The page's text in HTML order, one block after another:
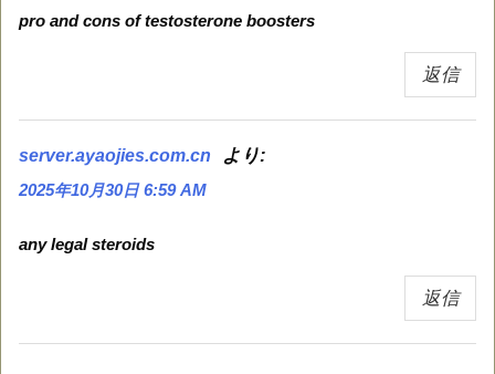
pro and cons of testosterone boosters
返信
server.ayaojies.com.cn より:
2025年10月30日 6:59 AM
any legal steroids
返信